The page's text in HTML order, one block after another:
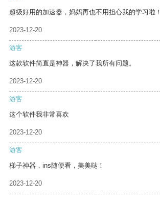
超级好用的加速器，妈妈再也不用担心我的学习啦！
2023-12-20
游客
这款软件简直是神器，解决了我所有问题。
2023-12-20
游客
这个软件我非常喜欢
2023-12-20
游客
梯子神器，ins随便看，美美哒！
2023-12-20